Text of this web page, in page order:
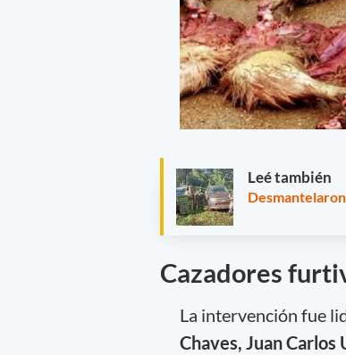
Leé también
Cazadores
La intervención fue
Chaves, Juan Carlos